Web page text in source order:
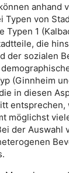
anhand
Typen von
Typen 1
die
der sozialen
(Ginnheim
in diesen
entsprechen,
möglichst
der Auswahl